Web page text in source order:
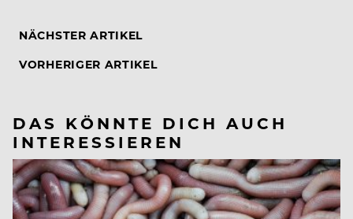
NÄCHSTER ARTIKEL
VORHERIGER ARTIKEL
DAS KÖNNTE DICH AUCH
INTERESSIEREN